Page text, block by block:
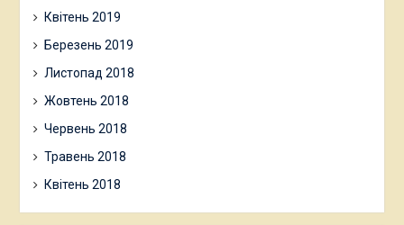
Квітень 2019
Березень 2019
Листопад 2018
Жовтень 2018
Червень 2018
Травень 2018
Квітень 2018